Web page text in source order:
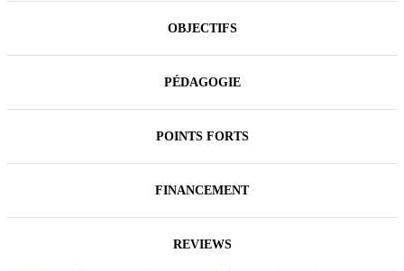
OBJECTIFS
PÉDAGOGIE
POINTS FORTS
FINANCEMENT
REVIEWS